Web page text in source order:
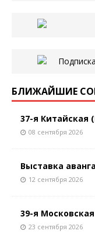
БЛИЖАЙШИЕ
37-я Китайская
08 сентября 2026
Выставка
12 сентября 2026
39-я
23 сентября 2026